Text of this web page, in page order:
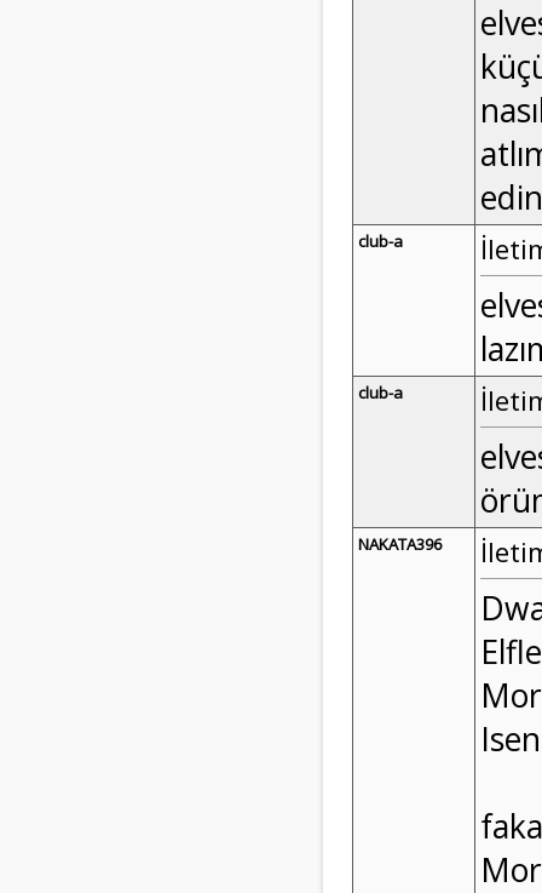
edin
club-a
club-a
NAKATA396